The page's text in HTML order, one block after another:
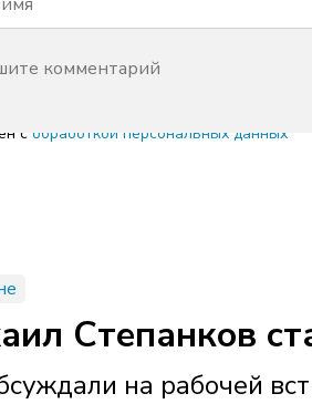
с обработкой персональных данных
Степанков
на рабочей